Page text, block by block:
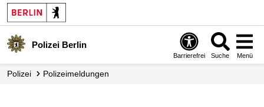
Polizei Berlin
Barrierefrei Suche Menü
Polizei Polizei­meldungen